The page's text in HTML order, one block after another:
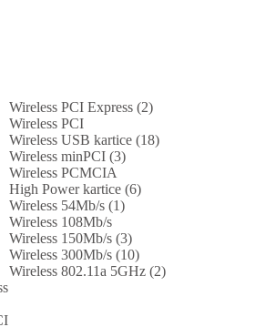
Wireless PCI Express (2)
Wireless PCI
Wireless USB kartice (18)
Wireless minPCI (3)
Wireless PCMCIA
High Power kartice (6)
Wireless 54Mb/s (1)
Wireless 108Mb/s
Wireless 150Mb/s (3)
Wireless 300Mb/s (10)
Wireless 802.11a 5GHz (2)